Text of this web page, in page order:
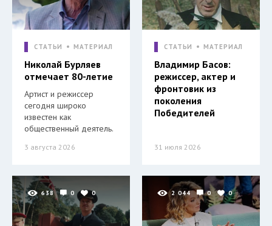
СТАТЬИ МАТЕРИАЛ
Николай Бурляев
отмечает 80-летие
Артист и режиссер
сегодня широко
известен как
общественный деятель.
3 августа 2026
СТАТЬИ МАТЕРИАЛ
Владимир Басов:
режиссер, актер и
фронтовик из
поколения
Победителей
31 июля 2026
638 0 0 2 044 0 0